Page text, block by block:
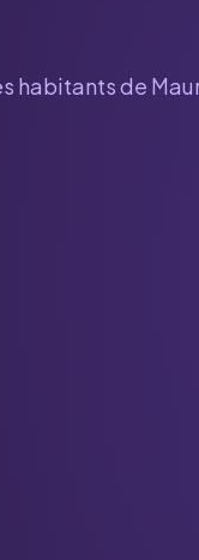
habitants de